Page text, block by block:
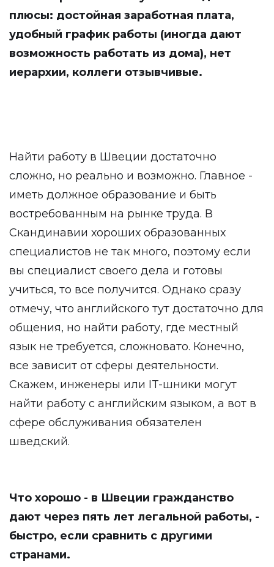
плюсы: достойная заработная плата,
удобный график работы (иногда дают
возможность работать из дома), нет
иерархии, коллеги отзывчивые.
Найти работу в Швеции достаточно
сложно, но реально и возможно. Главное -
иметь должное образование и быть
востребованным на рынке труда. В
Скандинавии хороших образованных
специалистов не так много, поэтому если
вы специалист своего дела и готовы
учиться, то все получится. Однако сразу
отмечу, что английского тут достаточно для
общения, но найти работу, где местный
язык не требуется, сложновато. Конечно,
все зависит от сферы деятельности.
Скажем, инженеры или IT-шники могут
найти работу с английским языком, а вот в
сфере обслуживания обязателен
шведский.
Что хорошо - в Швеции гражданство
дают через пять лет легальной работы, -
быстро, если сравнить с другими
странами.